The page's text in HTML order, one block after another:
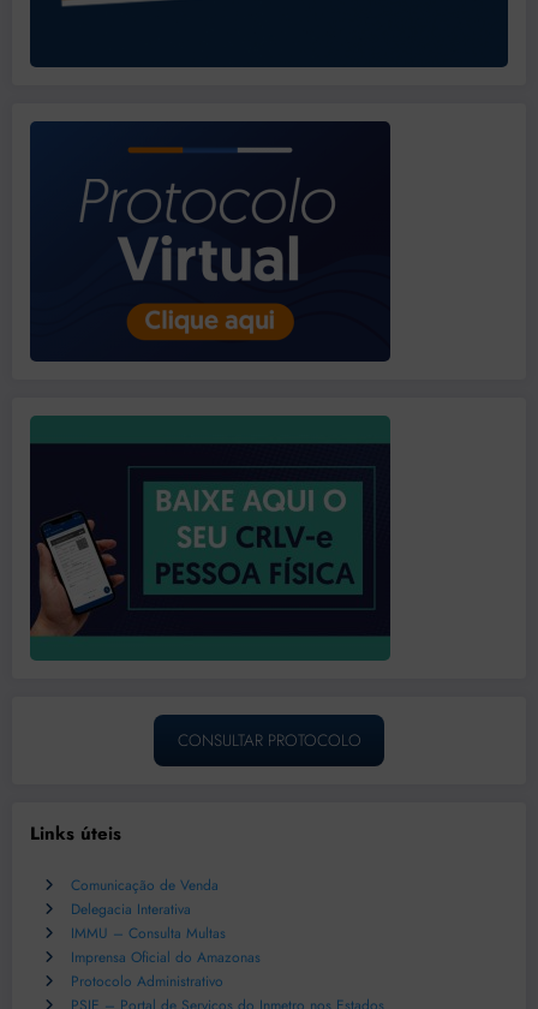
CONSULTAR PROTOCOLO
Links úteis
Comunicação de Venda
Delegacia Interativa
IMMU – Consulta Multas
Imprensa Oficial do Amazonas
Protocolo Administrativo